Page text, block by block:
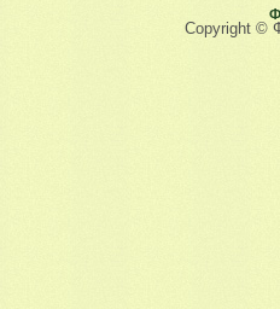
Copyright ©